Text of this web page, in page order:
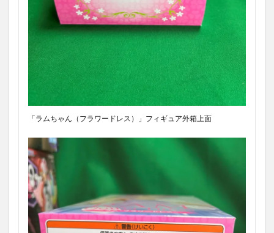
「ラムちゃん（フラワードレス）」フィギュア外箱上面